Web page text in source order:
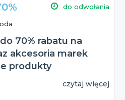
do odwołania
70% rabatu na
akcesoria marek
produkty
czytaj więcej